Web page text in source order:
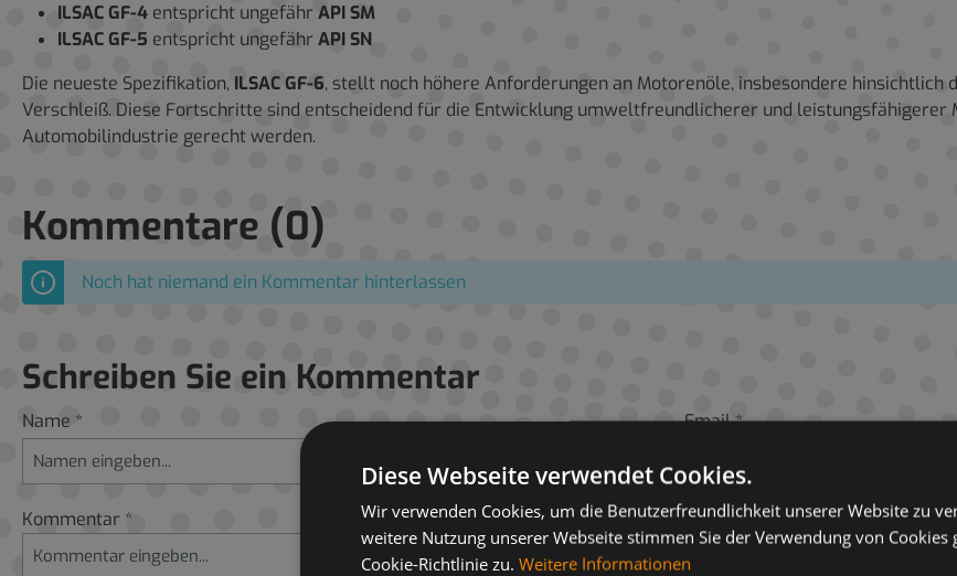
ILSAC GF-4 entspricht ungefähr API SM
ILSAC GF-5 entspricht ungefähr API SN
Die neueste Spezifikation, ILSAC GF-6, stellt noch höhere Anforderungen an Motorenöle, insbesondere
Verschleiß. Diese Fortschritte sind entscheidend für die Entwicklung umweltfreundlicherer und leistungsfähigerer
Automobilindustrie gerecht werden.
Kommentare (0)
Noch hat niemand ein Kommentar hinterlassen
Schreiben Sie ein Kommentar
Name * Email *
Kommentar *
Diese Webseite verwendet Cookies.
Wir verwenden Cookies, um die Benutzerfreundlichkeit unserer Website zu
weitere Nutzung unserer Webseite stimmen Sie der Verwendung von Cookies
Cookie-Richtlinie zu. Weitere Informationen